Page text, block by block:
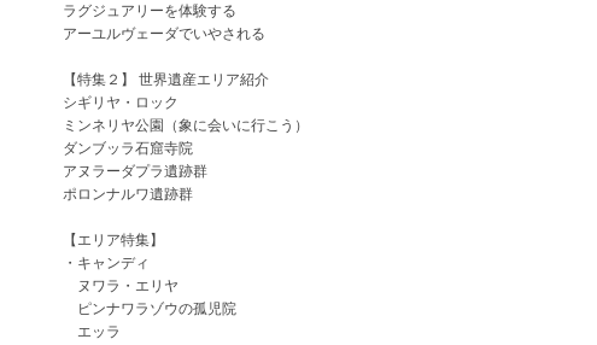
ラグジュアリーを体験する
アーユルヴェーダでいやされる
【特集２】 世界遺産エリア紹介
シギリヤ・ロック
ミンネリヤ公園（象に会いに行こう）
ダンブッラ石窟寺院
アヌラーダプラ遺跡群
ポロンナルワ遺跡群
【エリア特集】
・キャンディ
ヌワラ・エリヤ
ピンナワラゾウの孤児院
エッラ